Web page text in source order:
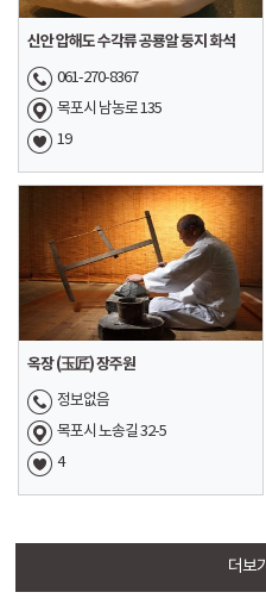
신안 압해도 수각류 공룡알 둥지 화석
061-270-8367
목포시 남농로 135
19
옥장 (玉匠) 장주원
정보없음
목포시 노송길 32-5
4
더보기